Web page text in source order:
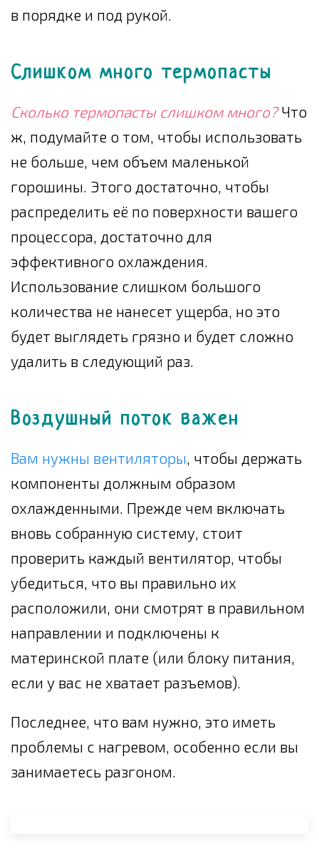
в порядке и под рукой.
Слишком много термопасты
Сколько термопасты слишком много?Что
ж, подумайте о том, чтобы использовать
не больше, чем объем маленькой
горошины. Этого достаточно, чтобы
распределить её по поверхности вашего
процессора, достаточно для
эффективного охлаждения.
Использование слишком большого
количества не нанесет ущерба, но это
будет выглядеть грязно и будет сложно
удалить в следующий раз.
Воздушный поток важен
Вам нужны вентиляторы, чтобы держать
компоненты должным образом
охлажденными. Прежде чем включать
вновь собранную систему, стоит
проверить каждый вентилятор, чтобы
убедиться, что вы правильно их
расположили, они смотрят в правильном
направлении и подключены к
материнской плате (или блоку питания,
если у вас не хватает разъемов).
Последнее, что вам нужно, это иметь
проблемы с нагревом, особенно если вы
занимаетесь разгоном.